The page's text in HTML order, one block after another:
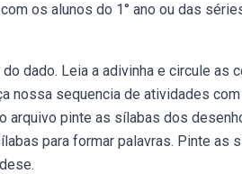
os alunos do 1° ano ou das
dado. Leia a adivinha e circule as
nossa sequencia de atividades
arquivo pinte as sílabas dos
para formar palavras. Pinte as